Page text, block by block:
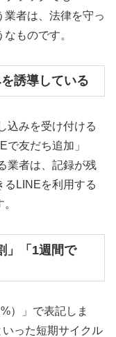
者は、法律を守っ
ものです。
誘導している
込みを受け付ける
で友だち追加」
業者は、記録が残
るLINEを利用する
」「1週間で
）」で表記しま
った短期サイクル